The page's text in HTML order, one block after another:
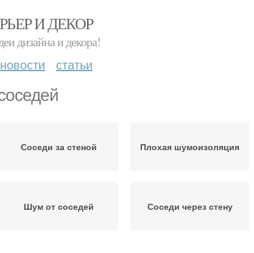
И ДЕКОР
дизайна и декора!
новости статьи
Соседи за стеной Плохая шумоизоляция
Шум от соседей Соседи через стену